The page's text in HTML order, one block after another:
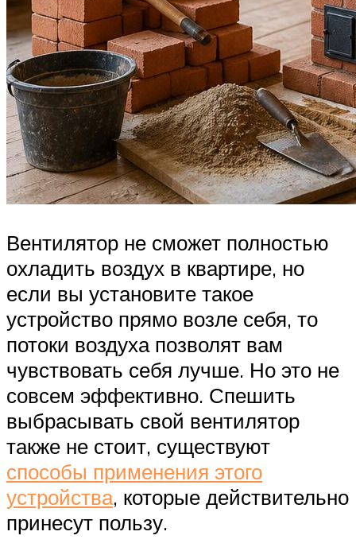
Вентилятор не сможет полностью
охладить воздух в квартире, но
если вы установите такое
устройство прямо возле себя, то
потоки воздуха позволят вам
чувствовать себя лучше. Но это не
совсем эффективно. Спешить
выбрасывать свой вентилятор
также не стоит, существуют
способы применения этого
устройства, которые действительно
принесут пользу.